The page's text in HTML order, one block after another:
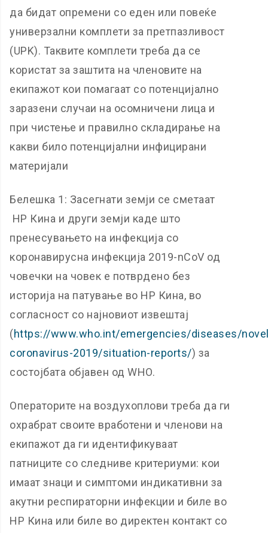
да бидат опремени со еден или повеќе
универзални комплети за претпазливост
(UPK). Таквите комплети треба да се
користат за заштита на членовите на
екипажот кои помагаат со потенцијално
заразени случаи на осомничени лица и
при чистење и правилно складирање на
какви било потенцијални инфицирани
материјали
Белешка 1: Засегнати земји се сметаат
НР Кина и други земји каде што
пренесувањето на инфекција со
коронавирусна инфекција 2019-nCoV од
човечки на човек е потврдено без
историја на патување во НР Кина, во
согласност со најновиот извештај
(https://www.who.int/emergencies/diseases/
coronavirus-2019/situation-reports/) за
состојбата објавен од WHO.
Операторите на воздухоплови треба да ги
охрабрат своите вработени и членови на
екипажот да ги идентификуваат
патниците со следниве критериуми: кои
имаат знаци и симптоми индикативни за
акутни респираторни инфекции и биле во
НР Кина или биле во директен контакт со